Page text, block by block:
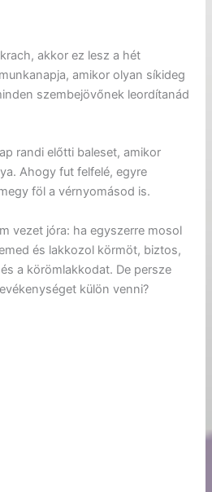
akkor ez lesz a hét
amikor olyan síkideg
szembejövőnek leordítanád
randi előtti baleset, amikor
Ahogy fut felfelé, egyre
föl a vérnyomásod is.
vezet jóra: ha egyszerre mosol
és lakkozol körmöt, biztos,
a körömlakkodat. De persze
külön venni?